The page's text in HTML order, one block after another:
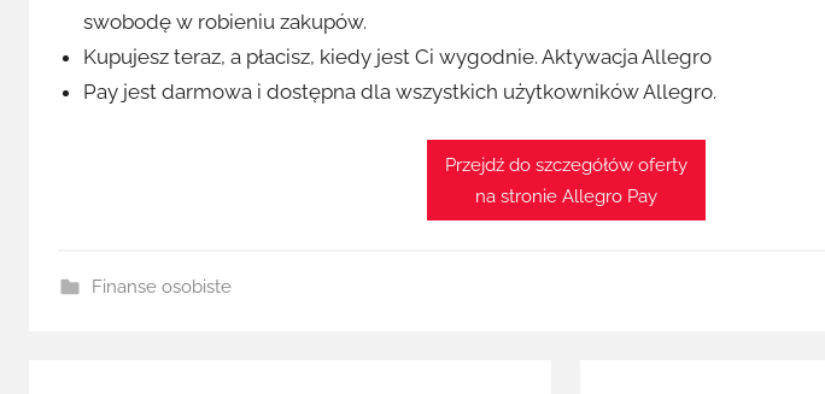
swobodę w robieniu zakupów.
Kupujesz teraz, a płacisz, kiedy jest Ci wygodnie. Aktywacja Allegro
Pay jest darmowa i dostępna dla wszystkich użytkowników Allegro.
Przejdź do szczegółów oferty
na stronie Allegro Pay
Finanse osobiste